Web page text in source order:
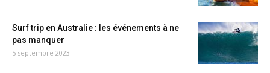
Surf trip en Australie : les événements à ne
pas manquer
5 septembre 2023